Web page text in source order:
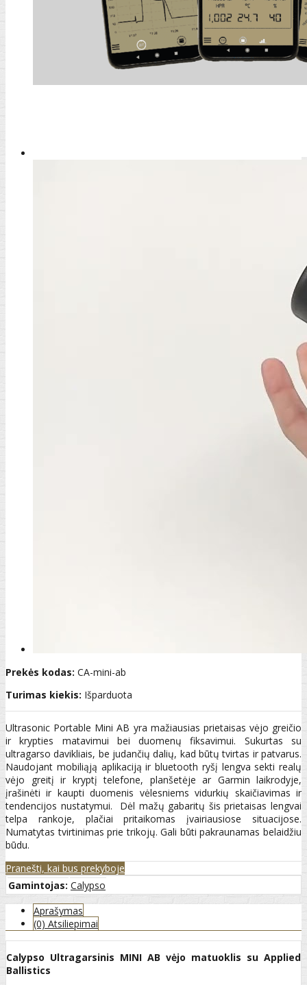
Prekės kodas: CA-mini-ab
Turimas kiekis: Išparduota
Ultrasonic Portable Mini AB yra mažiausias prietaisas vėjo greičio
ir krypties matavimui bei duomenų fiksavimui. Sukurtas su
ultragarso davikliais, be judančių dalių, kad būtų tvirtas ir patvarus.
Naudojant mobiliąją aplikaciją ir bluetooth ryšį lengva sekti realų
vėjo greitį ir kryptį telefone, planšetėje ar Garmin laikrodyje,
įrašinėti ir kaupti duomenis vėlesniems vidurkių skaičiavimas ir
tendencijos nustatymui. Dėl mažų gabaritų šis prietaisas lengvai
telpa rankoje, plačiai pritaikomas įvairiausiose situacijose.
Numatytas tvirtinimas prie trikojų. Gali būti pakraunamas belaidžiu
būdu.
Pranešti, kai bus prekyboje
Gamintojas: Calypso
Aprašymas
(0) Atsiliepimai
Calypso Ultragarsinis MINI AB vėjo matuoklis su Applied
Ballistics